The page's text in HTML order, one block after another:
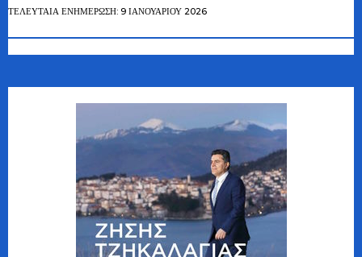
ΤΕΛΕΥΤΑΊΑ ΕΝΗΜΈΡΩΣΗ: 9 ΙΑΝΟΥΑΡΊΟΥ 2026